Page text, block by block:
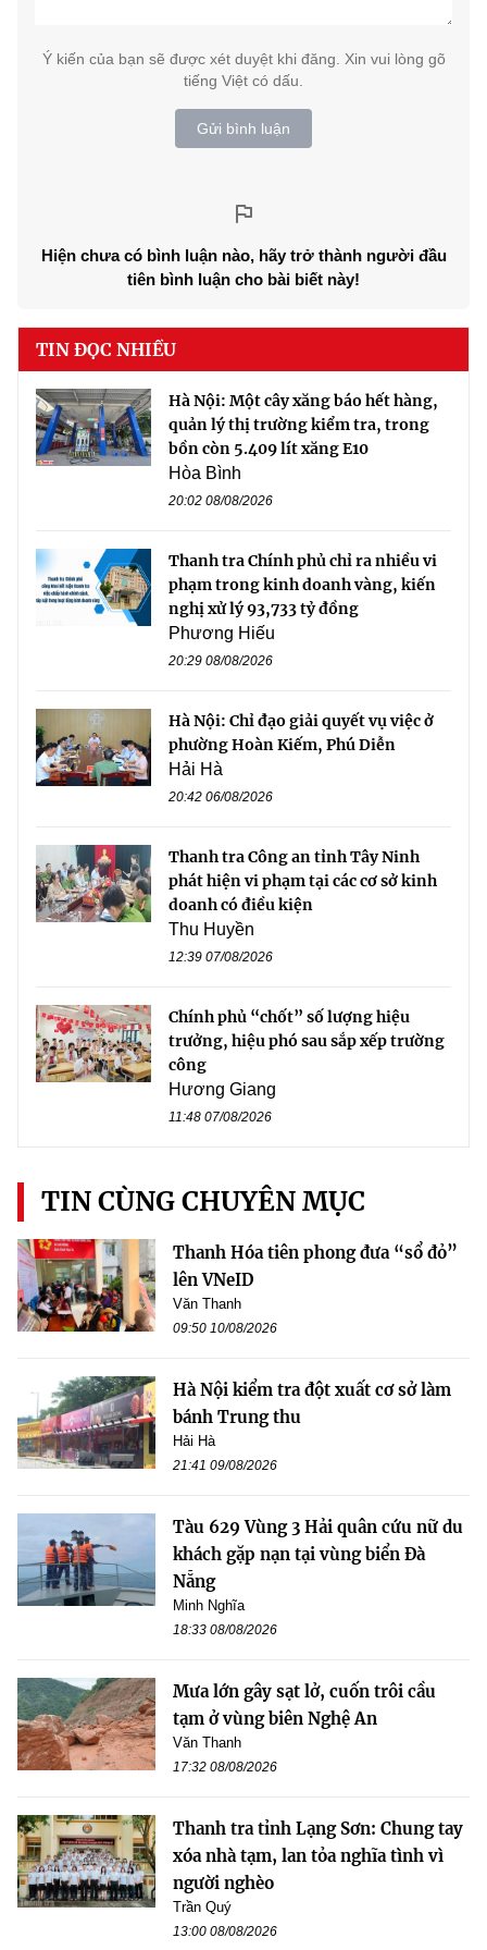
Ý kiến của bạn sẽ được xét duyệt khi đăng. Xin vui lòng gõ
tiếng Việt có dấu.
Gửi bình luận
Hiện chưa có bình luận nào, hãy trở thành người đầu
tiên bình luận cho bài biết này!
TIN ĐỌC NHIỀU
Hà Nội: Một cây xăng báo hết hàng,
quản lý thị trường kiểm tra, trong
bồn còn 5.409 lít xăng E10
Hòa Bình
20:02 08/08/2026
Thanh tra Chính phủ chỉ ra nhiều vi
phạm trong kinh doanh vàng, kiến
nghị xử lý 93,733 tỷ đồng
Phương Hiếu
20:29 08/08/2026
Hà Nội: Chỉ đạo giải quyết vụ việc ở
phường Hoàn Kiếm, Phú Diễn
Hải Hà
20:42 06/08/2026
Thanh tra Công an tỉnh Tây Ninh
phát hiện vi phạm tại các cơ sở kinh
doanh có điều kiện
Thu Huyền
12:39 07/08/2026
Chính phủ “chốt” số lượng hiệu
trưởng, hiệu phó sau sắp xếp trường
công
Hương Giang
11:48 07/08/2026
TIN CÙNG CHUYÊN MỤC
Thanh Hóa tiên phong đưa “sổ đỏ”
lên VNeID
Văn Thanh
09:50 10/08/2026
Hà Nội kiểm tra đột xuất cơ sở làm
bánh Trung thu
Hải Hà
21:41 09/08/2026
Tàu 629 Vùng 3 Hải quân cứu nữ du
khách gặp nạn tại vùng biển Đà
Nẵng
Minh Nghĩa
18:33 08/08/2026
Mưa lớn gây sạt lở, cuốn trôi cầu
tạm ở vùng biên Nghệ An
Văn Thanh
17:32 08/08/2026
Thanh tra tỉnh Lạng Sơn: Chung tay
xóa nhà tạm, lan tỏa nghĩa tình vì
người nghèo
Trần Quý
13:00 08/08/2026